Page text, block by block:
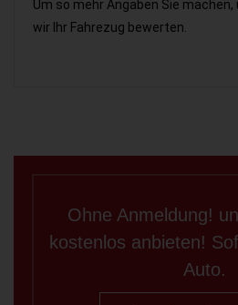
Um so mehr Angaben Sie
wir Ihr Fahrezug bewerten.
Ohne Anmeldung!
kostenlos anbieten!
Auto.